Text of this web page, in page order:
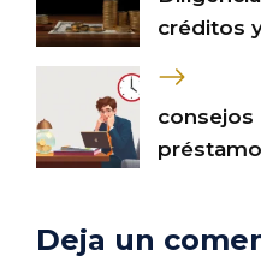
créditos
consejos
Deja un